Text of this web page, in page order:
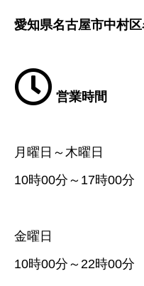
愛知県名古屋市中村
営業時間
月曜日～木曜日
10時00分～17時00分
金曜日
10時00分～22時00分